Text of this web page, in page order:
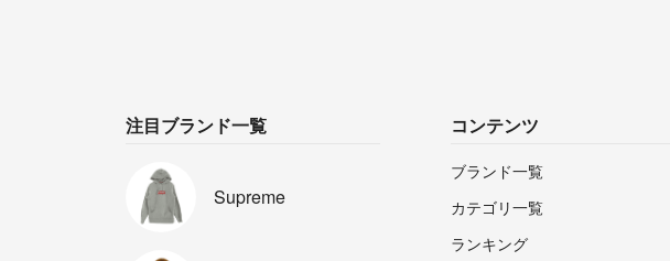
注目ブランド一覧
Supreme
コンテンツ
ブランド一覧
カテゴリ一覧
ランキング